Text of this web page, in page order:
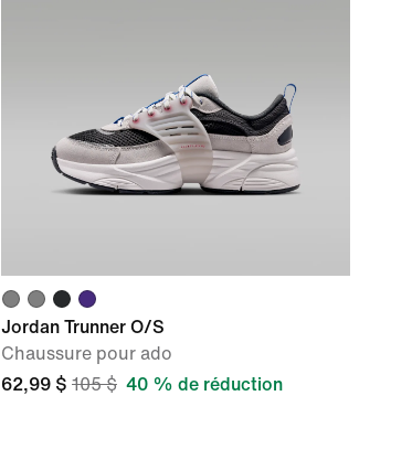
Jordan Trunner O/S
Chaussure pour ado
62,99 $ 105 $ 40 % de réduction